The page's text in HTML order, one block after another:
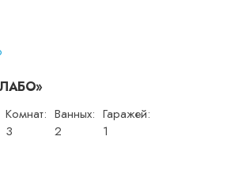
Комнат:
3
Ванных:
2
Гаражей:
1